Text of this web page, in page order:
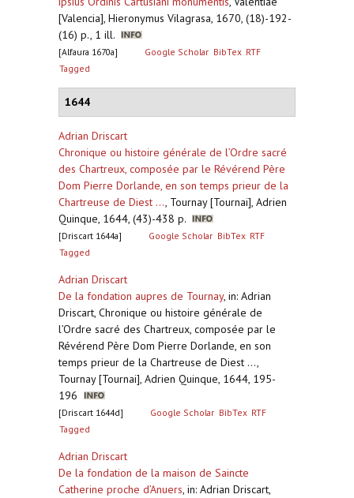
[Valencia], Hieronymus Vilagrasa, 1670, (18)-192-
(16) p., 1 ill.
[Alfaura 1670a] Google Scholar BibTex RTF
Tagged
1644
Adrian Driscart
Chronique ou histoire générale de l’Ordre sacré
des Chartreux, composée par le Révérend Père
Dom Pierre Dorlande, en son temps prieur de la
Chartreuse de Diest ..., Tournay [Tournai], Adrien
Quinque, 1644, (43)-438 p.
[Driscart 1644a] Google Scholar BibTex RTF
Tagged
Adrian Driscart
De la fondation aupres de Tournay, in: Adrian
Driscart, Chronique ou histoire générale de
l’Ordre sacré des Chartreux, composée par le
Révérend Père Dom Pierre Dorlande, en son
temps prieur de la Chartreuse de Diest ...,
Tournay [Tournai], Adrien Quinque, 1644, 195-
196
[Driscart 1644d] Google Scholar BibTex RTF
Tagged
Adrian Driscart
De la fondation de la maison de Saincte
Catherine proche d’Anuers, in: Adrian Driscart,